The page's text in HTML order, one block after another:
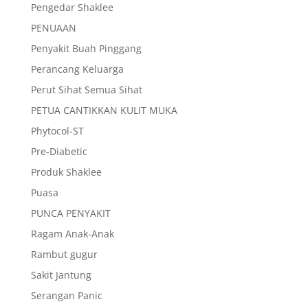
Pengedar Shaklee
PENUAAN
Penyakit Buah Pinggang
Perancang Keluarga
Perut Sihat Semua Sihat
PETUA CANTIKKAN KULIT MUKA
Phytocol-ST
Pre-Diabetic
Produk Shaklee
Puasa
PUNCA PENYAKIT
Ragam Anak-Anak
Rambut gugur
Sakit Jantung
Serangan Panic